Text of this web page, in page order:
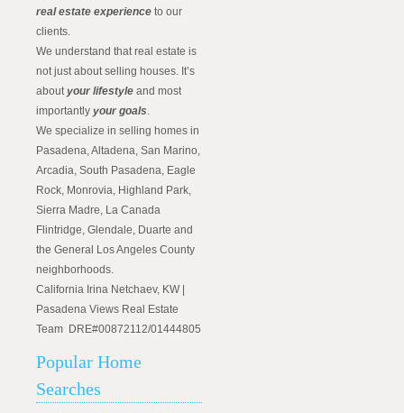
real estate experience to our
clients.
We understand that real estate is
not just about selling houses. It’s
aboutyour lifestyle and most
importantly your goals.
We specialize in selling homes in
Pasadena, Altadena, San Marino,
Arcadia, South Pasadena, Eagle
Rock, Monrovia, Highland Park,
Sierra Madre, La Canada
Flintridge, Glendale, Duarte and
the General Los Angeles County
neighborhoods.
California Irina Netchaev, KW |
Pasadena Views Real Estate
Team DRE#00872112/01444805
Popular Home
Searches